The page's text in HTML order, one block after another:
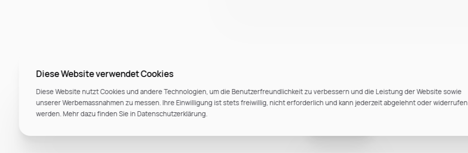
Diese Website verwendet Cookies
Diese Website nutzt Cookies und andere Technologien, um die Benutzerfreundlichkeit zu verbessern und die Leistung der Website sowie
unserer Werbemassnahmen zu messen. Ihre Einwilligung ist stets freiwillig, nicht erforderlich und kann jederzeit abgelehnt oder widerrufen
werden. Mehr dazu finden Sie in Datenschutzerklärung.